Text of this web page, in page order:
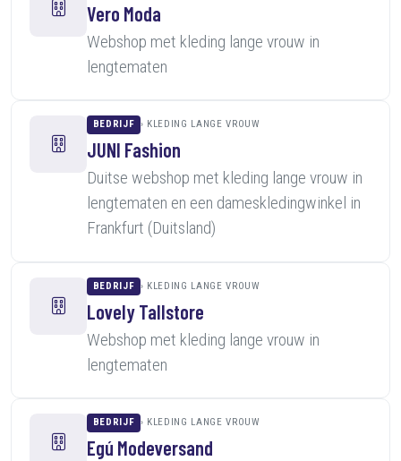
Vero Moda
Webshop met kleding lange vrouw in
lengtematen
BEDRIJF KLEDING LANGE VROUW
JUNI Fashion
Duitse webshop met kleding lange vrouw in
lengtematen en een dameskledingwinkel in
Frankfurt (Duitsland)
BEDRIJF KLEDING LANGE VROUW
Lovely Tallstore
Webshop met kleding lange vrouw in
lengtematen
BEDRIJF KLEDING LANGE VROUW
Egú Modeversand